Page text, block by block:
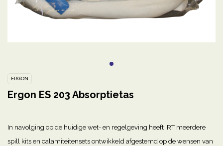
ERGON
Ergon ES 203 Absorptietas
In navolging op de huidige wet- en regelgeving heeft IRT meerdere
spill kits en calamiteitensets ontwikkeld afgestemd op de wensen van